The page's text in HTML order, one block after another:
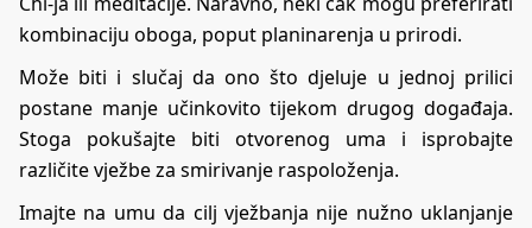
kombinaciju oboga, poput planinarenja u prirodi.
Može biti i slučaj da ono što djeluje u jednoj prilici
postane manje učinkovito tijekom drugog događaja.
Stoga pokušajte biti otvorenog uma i isprobajte
različite vježbe za smirivanje raspoloženja.
Imajte na umu da cilj vježbanja nije nužno uklanjanje